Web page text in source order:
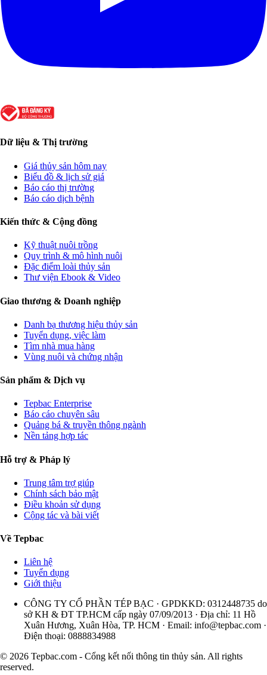
Dữ liệu & Thị trường
Giá thủy sản hôm nay
Biểu đồ & lịch sử giá
Báo cáo thị trường
Báo cáo dịch bệnh
Kiến thức & Cộng đồng
Kỹ thuật nuôi trồng
Quy trình & mô hình nuôi
Đặc điểm loài thủy sản
Thư viện Ebook & Video
Giao thương & Doanh nghiệp
Danh bạ thương hiệu thủy sản
Tuyển dụng, việc làm
Tìm nhà mua hàng
Vùng nuôi và chứng nhận
Sản phẩm & Dịch vụ
Tepbac Enterprise
Báo cáo chuyên sâu
Quảng bá & truyền thông ngành
Nền tảng hợp tác
Hỗ trợ & Pháp lý
Trung tâm trợ giúp
Chính sách bảo mật
Điều khoản sử dụng
Cộng tác và bài viết
Về Tepbac
Liên hệ
Tuyển dụng
Giới thiệu
CÔNG TY CỔ PHẦN TÉP BẠC · GPDKKD: 0312448735 do
sở KH & ĐT TP.HCM cấp ngày 07/09/2013 · Địa chỉ: 11 Hồ
Xuân Hương, Xuân Hòa, TP. HCM · Email: info@tepbac.com ·
Điện thoại: 0888834988
© 2026 Tepbac.com - Cổng kết nối thông tin thủy sản. All rights
reserved.